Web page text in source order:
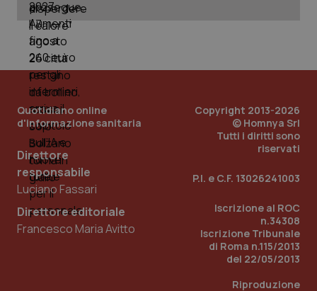
Quotidiano online
d'informazione sanitaria
Direttore
responsabile
Luciano Fassari
Direttore editoriale
Francesco Maria Avitto
Copyright 2013-2026
© Homnya Srl
Tutti i diritti sono
riservati
P.I. e C.F. 13026241003
Iscrizione al ROC
n.34308
Iscrizione Tribunale
di Roma n.115/2013
del 22/05/2013
Riproduzione
PHPSESSID
PHP.net
www.quotidianosanita.it